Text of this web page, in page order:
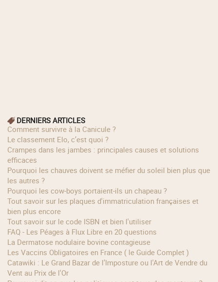
DERNIERS ARTICLES
Comment survivre à la Canicule ?
Le classement Elo, c’est quoi ?
Crampes dans les jambes : principales causes et solutions
efficaces
Pourquoi les chauves doivent se méfier du soleil bien plus que
les autres ?
Pourquoi les cow‑boys portaient‑ils un chapeau ?
Tout savoir sur les plaques d'immatriculation françaises et
bien plus encore
Tout savoir sur le code ISBN et bien l'utiliser
FAQ - Les Péages à Flux Libre en 20 questions
La Dermatose nodulaire bovine contagieuse
Les Vaccins Obligatoires en France ( le Guide Complet )
Catawiki : Le Grand Bazar de l’Imposture ou l'Art de Vendre du
Vent au Prix de l'Or